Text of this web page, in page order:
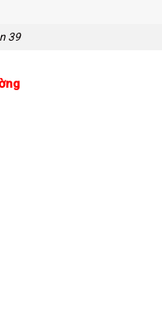
39